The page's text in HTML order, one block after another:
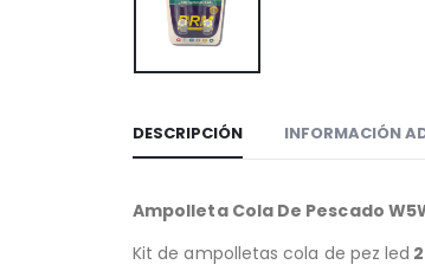
DESCRIPCIÓN INFORMACIÓN
Ampolleta Cola De Pescado
Kit de ampolletas cola de pez led